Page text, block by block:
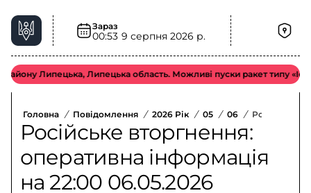
Зараз
00:53 9 серпня 2026 р.
Липецька, Липецька область. Можливі пуски ракет типу
Головна / Повідомлення / 2026 Рік / 05 / 06 / Російське
Російське вторгнення:
оперативна інформація
на 22:00 06.05.2026